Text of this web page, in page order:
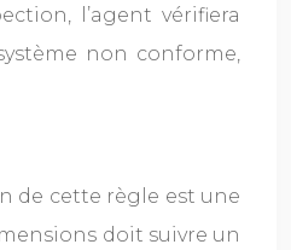
l’agent vérifiera
non conforme,
de cette règle est une
doit suivre un